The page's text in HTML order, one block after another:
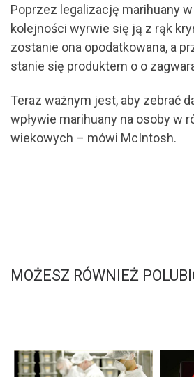
Poprzez legalizację marihuany
kolejności wyrwie się ją z rąk
zostanie ona opodatkowana, a
stanie się produktem o o
Teraz ważnym jest, aby zebrać
wpływie marihuany na osoby w
wiekowych – mówi McIntosh.
MOŻESZ RÓWNIEŻ